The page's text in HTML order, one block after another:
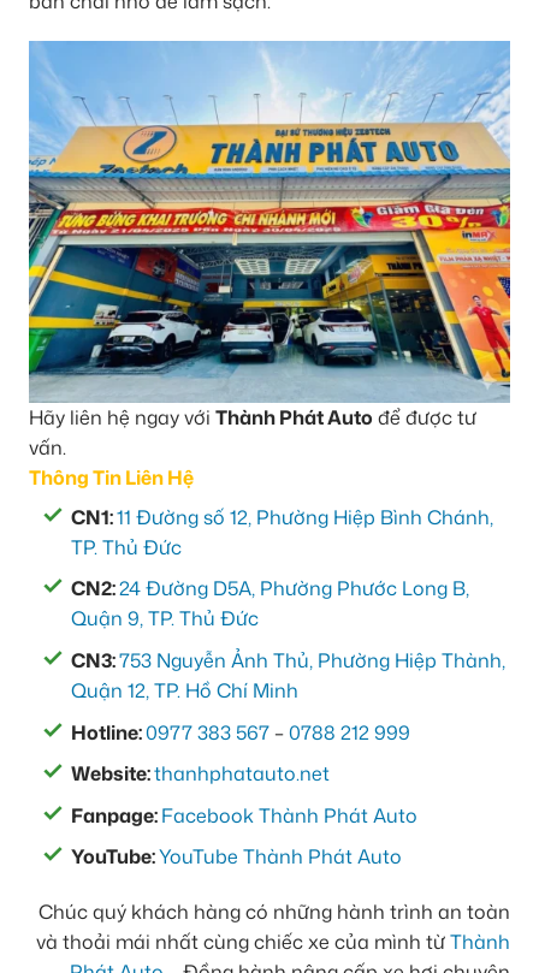
Hãy liên hệ ngay với Thành Phát Auto để được tư
vấn.
Thông Tin Liên Hệ
CN1:11 Đường số 12, Phường Hiệp Bình Chánh,
TP. Thủ Đức
CN2:24 Đường D5A, Phường Phước Long B,
Quận 9, TP. Thủ Đức
CN3:753 Nguyễn Ảnh Thủ, Phường Hiệp Thành,
Quận 12, TP. Hồ Chí Minh
Hotline:0977 383 567 –0788 212 999
Website:thanhphatauto.net
Fanpage:Facebook Thành Phát Auto
YouTube:YouTube Thành Phát Auto
Chúc quý khách hàng có những hành trình an toàn
và thoải mái nhất cùng chiếc xe của mình từThành